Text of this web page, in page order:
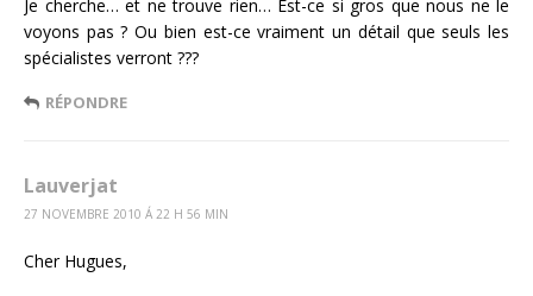
Je cherche… et ne trouve rien… Est-ce si gros que nous ne le
voyons pas ? Ou bien est-ce vraiment un détail que seuls les
spécialistes verront ???
RÉPONDRE
Lauverjat
27 NOVEMBRE 2010 Á 22 H 56 MIN
Cher Hugues,